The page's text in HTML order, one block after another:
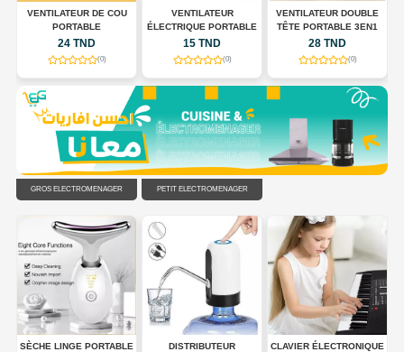
VENTILATEUR DE COU
PORTABLE
24 TND
(0)
VENTILATEUR
ÉLECTRIQUE PORTABLE
15 TND
(0)
VENTILATEUR DOUBLE
TÊTE PORTABLE 3EN1
28 TND
(0)
GROS ÉLECTROMÉNAGER PETIT ÉLECTROMÉNAGER
SÈCHE LINGE PORTABLE
DISTRIBUTEUR
CLAVIER ÉLECTRONIQUE